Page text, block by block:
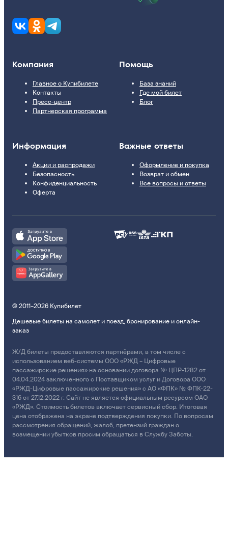
Компания
Главное о Купибилете
Контакты
Пресс-центр
Партнерская программа
Помощь
База знаний
Где мой билет
Блог
Информация
Акции и распродажи
Безопасность
Конфиденциальность
Оферта
Важные ответы
Оформление и покупка
Возврат и обмен
Все вопросы и ответы
© 2011–2026 Купибилет
Дешевые билеты на самолет и поезд, бронирование и онлайн-
заказ
Ж/Д билеты предоставляются партнёрами, в том числе с
использованием веб-системы ООО «РЖД – Цифровые
пассажирские решения» на основании договора № ЦПР-1282 от
04.04.2024 заключенного с Поставщиком услуг и Договора ООО
«РЖД-Цифровые пассажирские решения» с АО «ФПК» № ФПК-22-
316 от 27.12.2022 г. Сайт не является официальным ресурсом ОАО
«РЖД». Стоимость билетов включает сервисный сбор. Итоговая
цена отображена на экране подтверждения покупки. По вопросам
рассмотрения обращений, жалоб, претензий граждан о
возмещении убытков просим обращаться в Службу Заботы.